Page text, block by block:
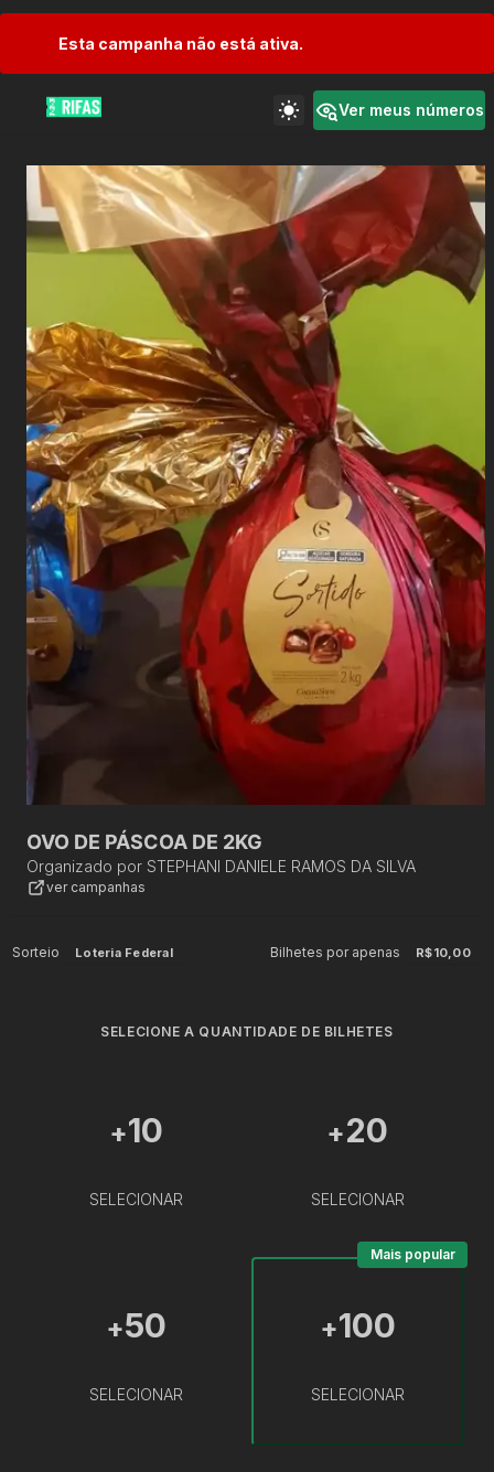
Esta campanha não está ativa.
Ver meus números
OVO DE PÁSCOA DE 2KG
Organizado por STEPHANI DANIELE RAMOS DA SILVA
ver campanhas
Sorteio Loteria Federal Bilhetes por apenas R$10,00
SELECIONE A QUANTIDADE DE BILHETES
+10
SELECIONAR
+20
SELECIONAR
+50
SELECIONAR
+100
SELECIONAR
Mais popular